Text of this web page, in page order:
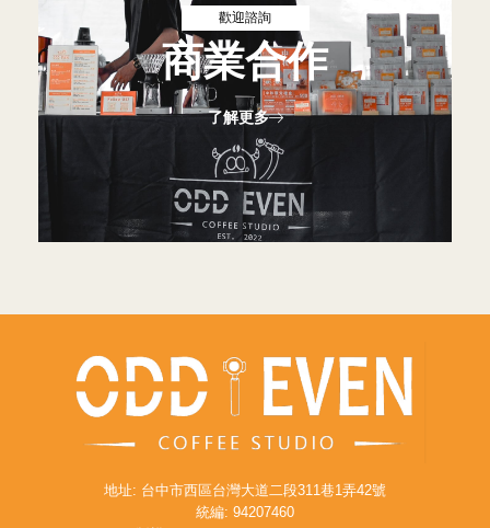
歡迎諮詢
商業合作
了解更多
地址: 台中市西區台灣大道二段311巷1弄42號
統編: 94207460